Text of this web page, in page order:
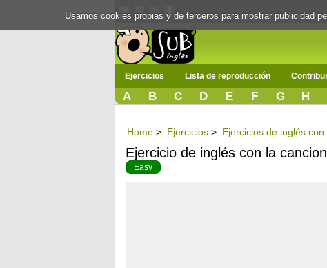
Ejercicios Lista de reproducción
A B C D E F G H
Home > Ejercicios > Ejercicios de inglés
Ejercicio de inglés con la
Easy
Usamos cookies propias y de terceros para mostrar publicidad